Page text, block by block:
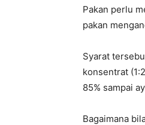
Pakan perlu
pakan
Syarat
konsentrat
85% sampai
Bagaimana